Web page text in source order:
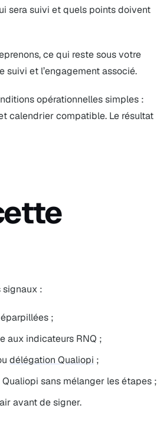
sera suivi et quels points doivent
ce qui reste sous votre
suivi et l’engagement associé.
opérationnelles simples :
calendrier compatible. Le résultat
signaux :
;
aux indicateurs RNQ ;
délégation Qualiopi ;
sans mélanger les étapes ;
avant de signer.